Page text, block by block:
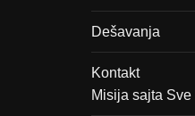
Dešavanja
Kontakt
Misija sajta